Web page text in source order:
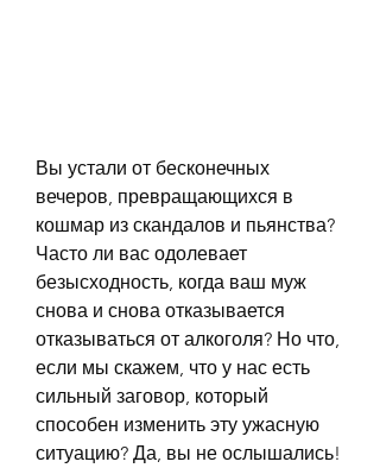
Вы устали от бесконечных
вечеров, превращающихся в
кошмар из скандалов и пьянства?
Часто ли вас одолевает
безысходность, когда ваш муж
снова и снова отказывается
отказываться от алкоголя? Но что,
если мы скажем, что у нас есть
сильный заговор, который
способен изменить эту ужасную
ситуацию? Да, вы не ослышались!